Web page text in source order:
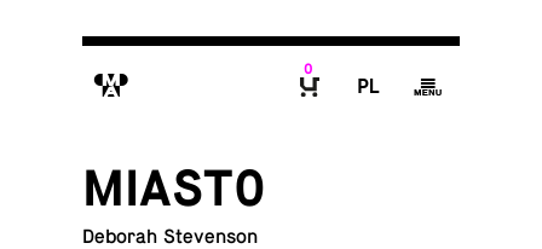
M
0
P g
MIASTO
Deborah Stevenson